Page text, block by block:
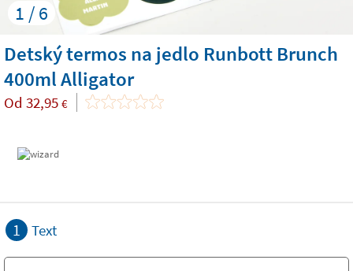
1 / 6
Detský termos na jedlo Runbott Brunch
400ml Alligator
Od 32,95 €
1 Text